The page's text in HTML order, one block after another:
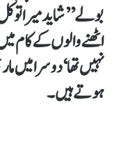
بولے ’’شاید میرا
اٹھنے والوں کے کام
نہیں تھا‘ دوسرا میں
ہوتے ہیں۔